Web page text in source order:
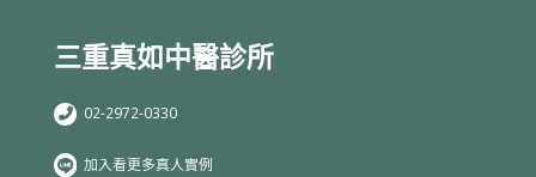
三重真如中醫診所
02-2972-0330
加入看更多真人實例